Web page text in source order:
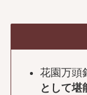
花園万頭
として堪